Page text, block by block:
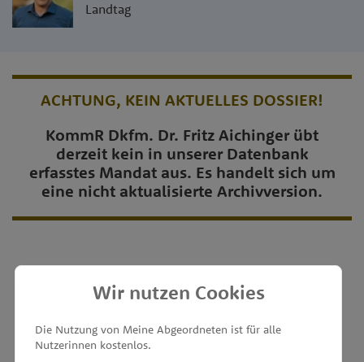
Landtag
ACHTUNG, KEIN AKTUELLES DOSSIER!
KommR Dkfm. Dr. Fritz Aichinger übt
derzeit kein in unserer Datenbank
erfasstes Mandat aus. Es handelt sich um
eine nicht aktualisierte Archivversion.
MEINE ABGEORDNETEN
unterstützt von
Wir nutzen Cookies
Die Nutzung von Meine Abgeordneten ist für alle
Nutzerinnen kostenlos.